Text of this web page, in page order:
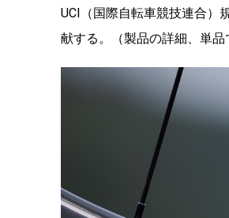
UCI（国際自転車競技連合）
献する。（製品の詳細、単品